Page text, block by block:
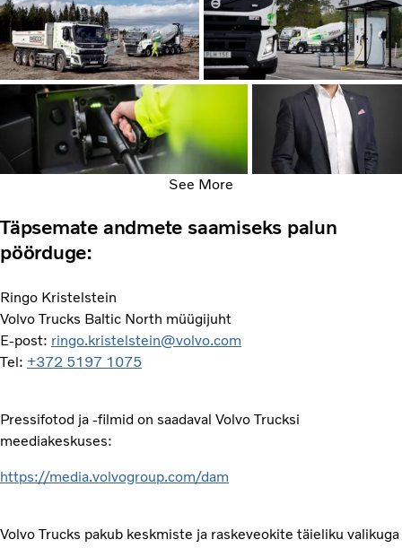
See More
Täpsemate andmete saamiseks palun
pöörduge:
Ringo Kristelstein
Volvo Trucks Baltic North müügijuht
E-post: ringo.kristelstein@volvo.com
Tel: +372 5197 1075
Pressifotod ja -filmid on saadaval Volvo Trucksi
meediakeskuses:
https://media.volvogroup.com/dam
Volvo Trucks pakub keskmiste ja raskeveokite täieliku valikuga